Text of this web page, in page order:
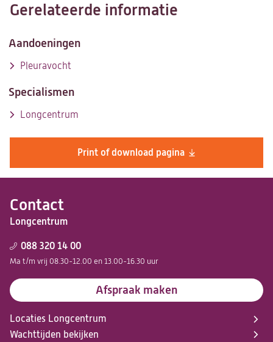
Contact
Longcentrum
088 320 14 00
Ma t/m vrij 08.30-12.00 en 13.00-16.30 uur
Afspraak maken
Locaties Longcentrum
Wachttijden bekijken
Print of download pagina
Gerelateerde informatie
Aandoeningen
Pleuravocht
Specialismen
Longcentrum